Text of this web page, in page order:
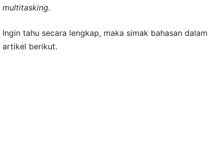
multitasking.
Ingin tahu secara lengkap, maka simak bahasan dalam
artikel berikut.